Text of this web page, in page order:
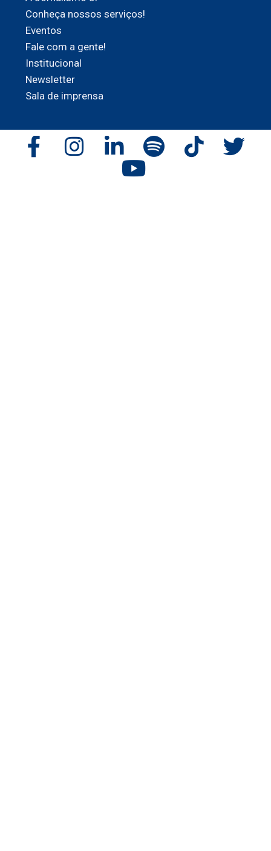
Conheça nossos serviços!
Eventos
Fale com a gente!
Institucional
Newsletter
Sala de imprensa